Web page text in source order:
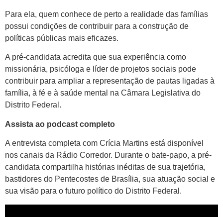
Para ela, quem conhece de perto a realidade das famílias
possui condições de contribuir para a construção de
políticas públicas mais eficazes.
A pré-candidata acredita que sua experiência como
missionária, psicóloga e líder de projetos sociais pode
contribuir para ampliar a representação de pautas ligadas à
família, à fé e à saúde mental na Câmara Legislativa do
Distrito Federal.
Assista ao podcast completo
A entrevista completa com Crícia Martins está disponível
nos canais da Rádio Corredor. Durante o bate-papo, a pré-
candidata compartilha histórias inéditas de sua trajetória,
bastidores do Pentecostes de Brasília, sua atuação social e
sua visão para o futuro político do Distrito Federal.